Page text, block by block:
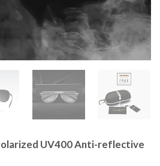
UV400 Anti-reflective